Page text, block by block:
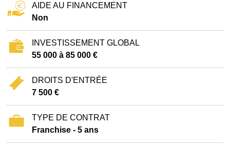
AIDE AU FINANCEMENT
Non
INVESTISSEMENT GLOBAL
55 000 à 85 000 €
DROITS D'ENTRÉE
7 500 €
TYPE DE CONTRAT
Franchise - 5 ans